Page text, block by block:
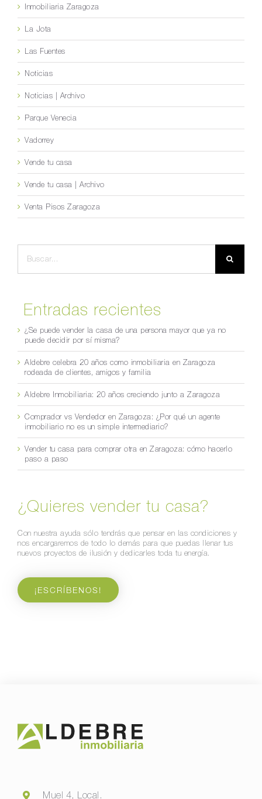
Inmobiliaria Zaragoza
La Jota
Las Fuentes
Noticias
Noticias | Archivo
Parque Venecia
Vadorrey
Vende tu casa
Vende tu casa | Archivo
Venta Pisos Zaragoza
Entradas recientes
¿Se puede vender la casa de una persona mayor que ya no
puede decidir por sí misma?
Aldebre celebra 20 años como inmobiliaria en Zaragoza
rodeada de clientes, amigos y familia
Aldebre Inmobiliaria: 20 años creciendo junto a Zaragoza
Comprador vs Vendedor en Zaragoza: ¿Por qué un agente
inmobiliario no es un simple intermediario?
Vender tu casa para comprar otra en Zaragoza: cómo hacerlo
paso a paso
¿Quieres vender tu casa?
Con nuestra ayuda sólo tendrás que pensar en las condiciones y
nos encargaremos de todo lo demás para que puedas llenar tus
nuevos proyectos de ilusión y dedicarles toda tu energía.
¡ESCRÍBENOS!
Muel 4, Local.